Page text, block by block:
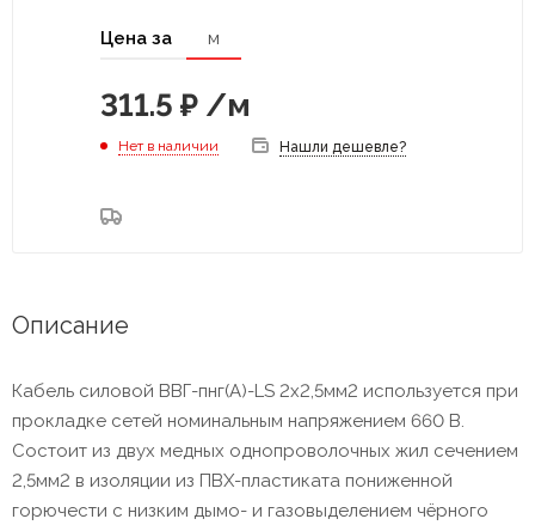
Цена за м
311.5 ₽ /м
Нет в наличии Нашли дешевле?
Описание
Кабель силовой ВВГ-пнг(А)-LS 2х2,5мм2 используется при
прокладке сетей номинальным напряжением 660 В.
Состоит из двух медных однопроволочных жил сечением
2,5мм2 в изоляции из ПВХ-пластиката пониженной
горючести с низким дымо- и газовыделением чёрного